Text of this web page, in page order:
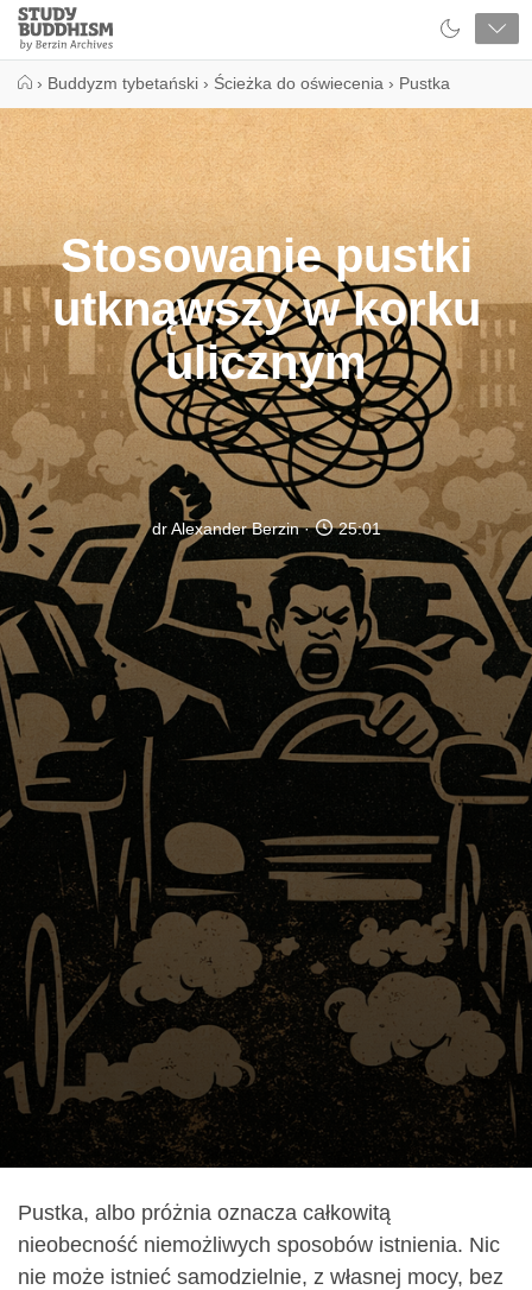
Close
Study
Buddhism
› Buddyzm tybetański › Ścieżka do oświecenia › Pustka
Stosowanie pustki
utknąwszy w korku
ulicznym
dr Alexander Berzin 25:01
Pustka, albo próżnia oznacza całkowitą
nieobecność niemożliwych sposobów istnienia. Nic
nie może istnieć samodzielnie, z własnej mocy, bez